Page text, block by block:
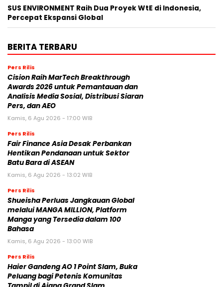
SUS ENVIRONMENT Raih Dua Proyek WtE di Indonesia,
Percepat Ekspansi Global
BERITA TERBARU
Pers Rilis
Cision Raih MarTech Breakthrough
Awards 2026 untuk Pemantauan dan
Analisis Media Sosial, Distribusi Siaran
Pers, dan AEO
Kamis, 6 Agu 2026 - 17:00 WIB
Pers Rilis
Fair Finance Asia Desak Perbankan
Hentikan Pendanaan untuk Sektor
Batu Bara di ASEAN
Kamis, 6 Agu 2026 - 13:02 WIB
Pers Rilis
Shueisha Perluas Jangkauan Global
melalui MANGA MILLION, Platform
Manga yang Tersedia dalam 100
Bahasa
Kamis, 6 Agu 2026 - 13:00 WIB
Pers Rilis
Haier Gandeng AO 1 Point Slam, Buka
Peluang bagi Petenis Komunitas